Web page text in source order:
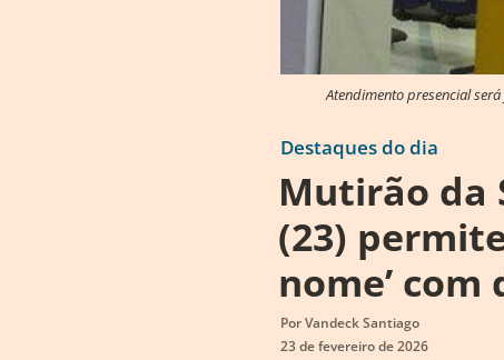
Atendimento presencial
Destaques do dia
Mutirão da
(23)
nome’
PorVandeck Santiago
23 de fevereiro de 2026